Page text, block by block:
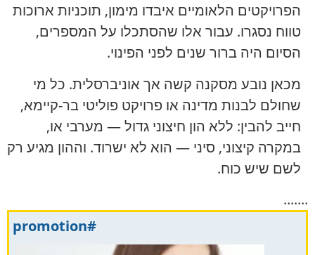
הפרויקטים הלאומיים איבדו מימון, תוכניות ארוכות
טווח נסגרו. עבור אלו שהסתכלו על המספרים,
הסיום היה ברור שנים לפני הפינוי.
מכאן נובע מסקנה קשה אך אוניברסלית. כל מי
שחולם לבנות מדינה או פרויקט פוליטי בר-קיימא,
חייב להבין: ללא הון חיצוני גדול — מערבי או,
במקרה קיצוני, סיני — הוא לא ישרוד. וההון מגיע רק
לשם שיש כוח.
.......
#promotion